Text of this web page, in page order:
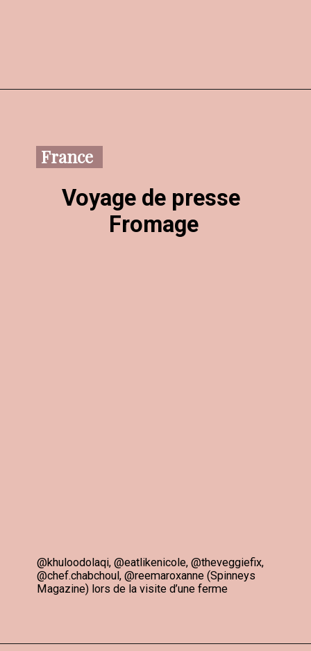
Voyage de presse
Fromage
France
@khuloodolaqi, @eatlikenicole, @theveggiefix,
@chef.chabchoul, @reemaroxanne (Spinneys
Magazine) lors de la visite d’une ferme